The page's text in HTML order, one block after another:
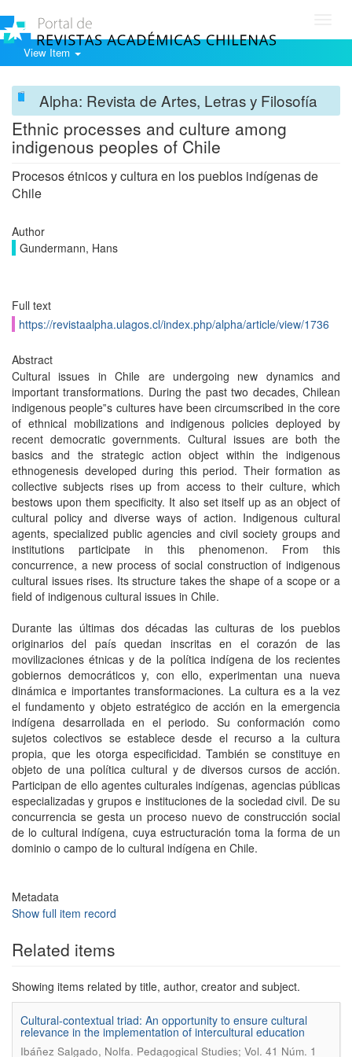
View Item
Alpha: Revista de Artes, Letras y Filosofía
Ethnic processes and culture among
indigenous peoples of Chile
Procesos étnicos y cultura en los pueblos indígenas de
Chile
Author
Gundermann, Hans
Full text
https://revistaalpha.ulagos.cl/index.php/alpha/article/view/1736
Abstract
Cultural issues in Chile are undergoing new dynamics and
important transformations. During the past two decades, Chilean
indigenous people‟s cultures have been circumscribed in the core
of ethnical mobilizations and indigenous policies deployed by
recent democratic governments. Cultural issues are both the
basics and the strategic action object within the indigenous
ethnogenesis developed during this period. Their formation as
collective subjects rises up from access to their culture, which
bestows upon them specificity. It also set itself up as an object of
cultural policy and diverse ways of action. Indigenous cultural
agents, specialized public agencies and civil society groups and
institutions participate in this phenomenon. From this
concurrence, a new process of social construction of indigenous
cultural issues rises. Its structure takes the shape of a scope or a
field of indigenous cultural issues in Chile.
Durante las últimas dos décadas las culturas de los pueblos
originarios del país quedan inscritas en el corazón de las
movilizaciones étnicas y de la política indígena de los recientes
gobiernos democráticos y, con ello, experimentan una nueva
dinámica e importantes transformaciones. La cultura es a la vez
el fundamento y objeto estratégico de acción en la emergencia
indígena desarrollada en el periodo. Su conformación como
sujetos colectivos se establece desde el recurso a la cultura
propia, que les otorga especificidad. También se constituye en
objeto de una política cultural y de diversos cursos de acción.
Participan de ello agentes culturales indígenas, agencias públicas
especializadas y grupos e instituciones de la sociedad civil. De su
concurrencia se gesta un proceso nuevo de construcción social
de lo cultural indígena, cuya estructuración toma la forma de un
dominio o campo de lo cultural indígena en Chile.
Metadata
Show full item record
Related items
Showing items related by title, author, creator and subject.
Cultural-contextual triad: An opportunity to ensure cultural
relevance in the implementation of intercultural education
Ibáñez Salgado, Nolfa. Pedagogical Studies; Vol. 41 Núm. 1